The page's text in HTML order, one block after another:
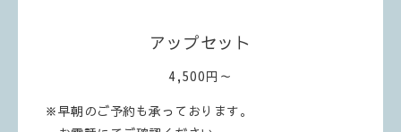
アップセット
4,500円～
※早朝のご予約も承っております。